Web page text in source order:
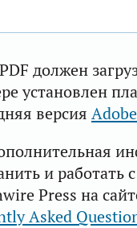
должен
установлен
версия
и работать
Press на
Asked